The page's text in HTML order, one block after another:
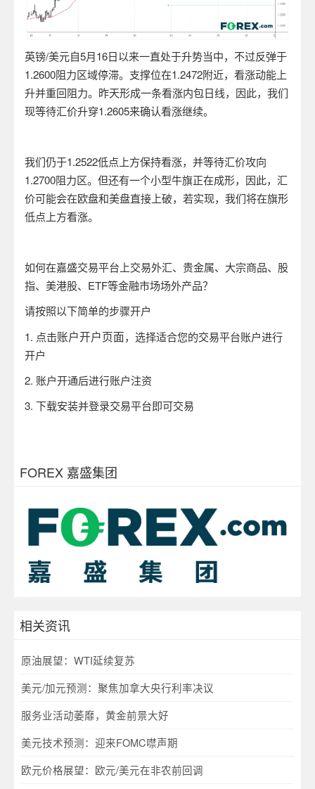
英镑/美元自5月16日以来一直处于升势当中，不过反弹于
1.2600阻力区域停滞。支撑位在1.2472附近，看涨动能上
升并重回阻力。昨天形成一条看涨内包日线，因此，我们
现等待汇价升穿1.2605来确认看涨继续。
我们仍于1.2522低点上方保持看涨，并等待汇价攻向
1.2700阻力区。但还有一个小型牛旗正在成形，因此，汇
价可能会在欧盘和美盘直接上破，若实现，我们将在旗形
低点上方看涨。
如何在嘉盛交易平台上交易外汇、贵金属、大宗商品、股
指、美港股、 ETF等金融市场场外产品？
请按照以下简单的步骤开户
1. 点击账户开户页面，选择适合您的交易平台账户进行
开户
2. 账户开通后进行账户注资
3. 下载安装并登录交易平台即可交易
FOREX 嘉盛集团
相关资讯
原油展望：WTI延续复苏
美元/加元预测：聚焦加拿大央行利率决议
服务业活动萎靡，黄金前景大好
美元技术预测：迎来FOMC噤声期
欧元价格展望：欧元/美元在非农前回调